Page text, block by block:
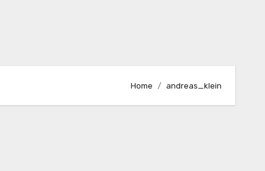
Home andreas_klein